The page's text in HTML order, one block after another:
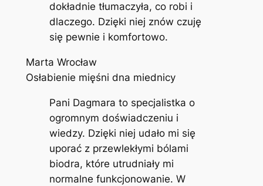
dokładnie tłumaczyła, co robi i
dlaczego. Dzięki niej znów czuję
się pewnie i komfortowo.
Marta Wrocław
Osłabienie mięśni dna miednicy
Pani Dagmara to specjalistka o
ogromnym doświadczeniu i
wiedzy. Dzięki niej udało mi się
uporać z przewlekłymi bólami
biodra, które utrudniały mi
normalne funkcjonowanie. W